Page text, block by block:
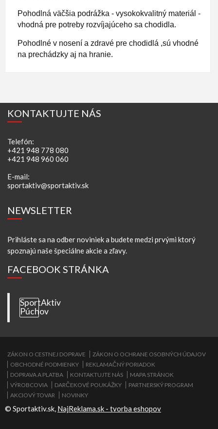
Pohodlná väčšia podrážka - vysokokvalitný materiál -
vhodná pre potreby rozvíjajúceho sa chodidla.
Pohodlné v nosení a zdravé pre chodidlá ,sú vhodné
na prechádzky aj na hranie.
KONTAKTUJTE NÁS
Telefón:
+421 948 778 080
+421 948 960 060
E-mail:
sportaktiv@sportaktiv.sk
NEWSLETTER
Prihláste sa na odber noviniek a budete medzi prvými ktorý
spoznajú naše špeciálne akcie a zľavy.
FACEBOOK STRÁNKA
SportAktiv
Púchov
ZÁKON O CESTNEJ DOPRAVE
ZÁKON O OCHRANE OSOBNÝCH ÚDAJOV
OBCHODNÉ PODMIENKY
REKLAMAČNÝ PORIADOK
DOPRAVA A PLATBA
KONTAKTUJTE NÁS
MAPA STRÁNOK
VÝROBCOVIA
DARČEKOVÉ POUKÁŽKY
PARTNERSKÝ PROGRAM
AKCIOVÝ TOVAR
NOVINKY
© Sportaktiv.sk, NajReklama.sk - tvorba eshopov